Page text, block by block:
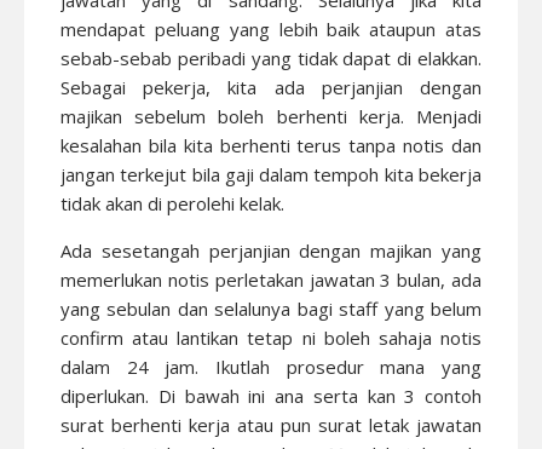
mendapat peluang yang lebih baik ataupun atas
sebab-sebab peribadi yang tidak dapat di elakkan.
Sebagai pekerja, kita ada perjanjian dengan
majikan sebelum boleh berhenti kerja. Menjadi
kesalahan bila kita berhenti terus tanpa notis dan
jangan terkejut bila gaji dalam tempoh kita bekerja
tidak akan di perolehi kelak.
Ada sesetangah perjanjian dengan majikan yang
memerlukan notis perletakan jawatan 3 bulan, ada
yang sebulan dan selalunya bagi staff yang belum
confirm atau lantikan tetap ni boleh sahaja notis
dalam 24 jam. Ikutlah prosedur mana yang
diperlukan. Di bawah ini ana serta kan 3 contoh
surat berhenti kerja atau pun surat letak jawatan